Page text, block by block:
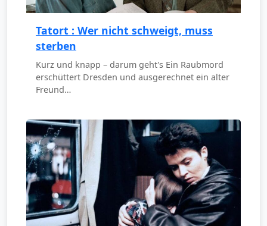
Tatort : Wer nicht schweigt, muss
sterben
Kurz und knapp – darum geht's Ein Raubmord
erschüttert Dresden und ausgerechnet ein alter
Freund…